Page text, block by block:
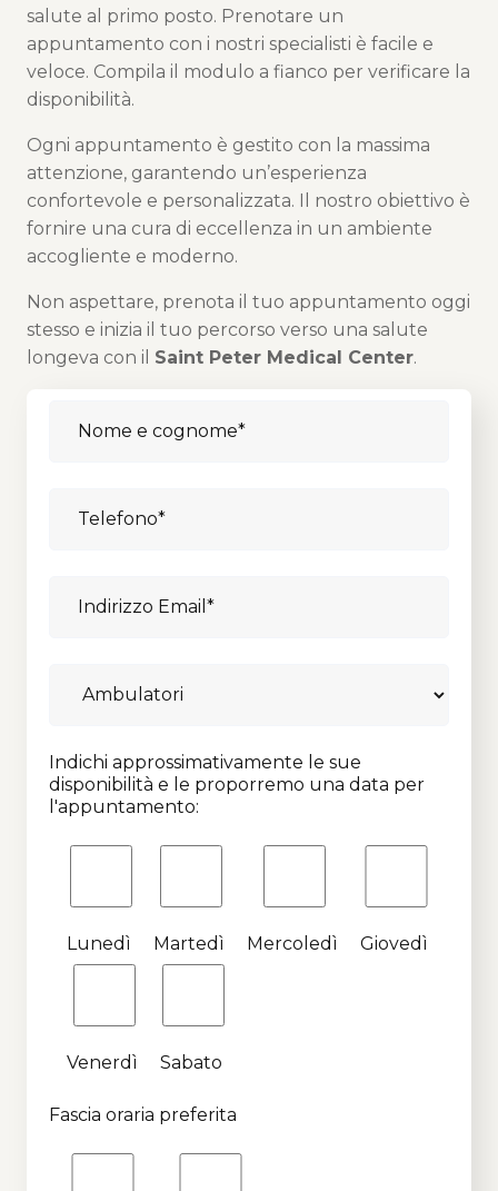
salute al primo posto. Prenotare un
appuntamento con i nostri specialisti è facile e
veloce. Compila il modulo a fianco per verificare la
disponibilità.
Ogni appuntamento è gestito con la massima
attenzione, garantendo un’esperienza
confortevole e personalizzata. Il nostro obiettivo è
fornire una cura di eccellenza in un ambiente
accogliente e moderno.
Non aspettare, prenota il tuo appuntamento oggi
stesso e inizia il tuo percorso verso una salute
longeva con il Saint Peter Medical Center.
Indichi approssimativamente le sue
disponibilità e le proporremo una data per
l'appuntamento:
Lunedì Martedì Mercoledì Giovedì
Venerdì Sabato
Fascia oraria preferita